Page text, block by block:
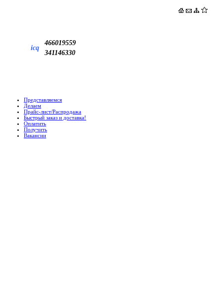
icq
466019559
341146330
Представляемся
Делаем
Прайс-лист/Распродажа
Быстрый заказ и доставка!
Оплатить
Получить
Вакансии